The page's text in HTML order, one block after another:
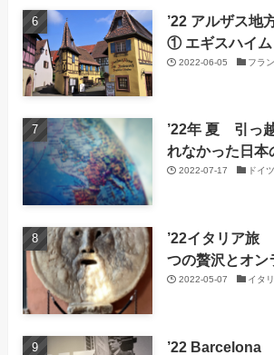
’22 アルザス地
① エギスハイム
2022-06-05 フラ
’22年 夏 引っ
れなかった日本
2022-07-17 ドイ
’22イタリア旅
つの贅沢とオン
2022-05-07 イタ
’22